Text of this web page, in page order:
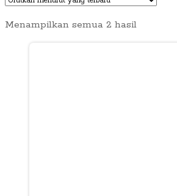
Menampilkan semua 2 hasilDiurutkan